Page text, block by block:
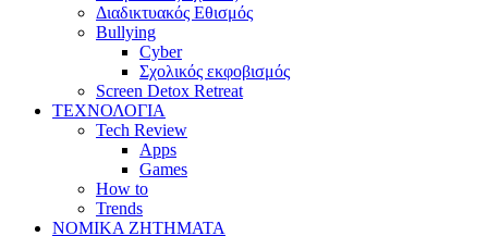
Διαδικτυακός Εθισμός
Bullying
Cyber
Σχολικός εκφοβισμός
Screen Detox Retreat
ΤΕΧΝΟΛΟΓΙΑ
Tech Review
Apps
Games
How to
Trends
ΝΟΜΙΚΑ ΖΗΤΗΜΑΤΑ